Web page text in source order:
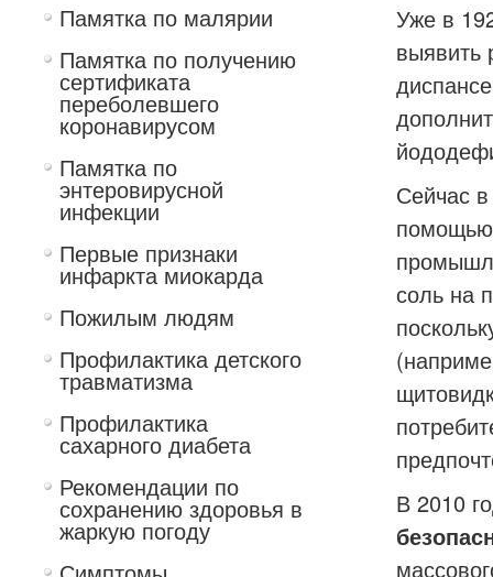
Памятка по малярии
Памятка по получению
сертификата
переболевшего
коронавирусом
Памятка по
энтеровирусной
инфекции
Первые признаки
инфаркта миокарда
Пожилым людям
Профилактика детского
травматизма
Профилактика
сахарного диабета
Рекомендации по
сохранению здоровья в
жаркую погоду
Уже в
выявить
Сейчас
помощью
соль на
В 2010